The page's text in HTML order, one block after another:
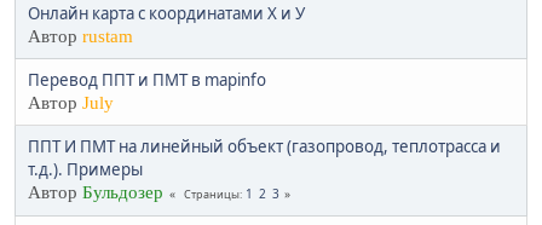
Онлайн карта с координатами Х и У
Автор rustam
Перевод ППТ и ПМТ в mapinfo
Автор July
ППТ И ПМТ на линейный объект (газопровод, теплотрасса и
т.д.). Примеры
Автор Бульдозер Страницы 1 2 3